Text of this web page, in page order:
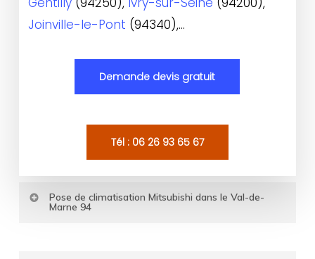
Joinville-le-Pont (94340),…
Demande devis gratuit
Tél : 06 26 93 65 67
Pose de climatisation Mitsubishi dans le Val-de-
Marne 94